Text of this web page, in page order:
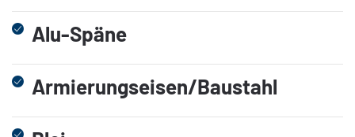
Alu-Späne
Armierungseisen/Baustahl